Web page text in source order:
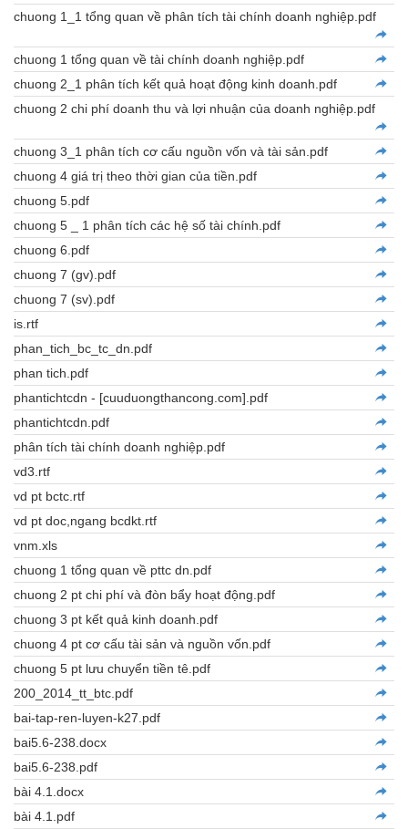
chuong 1_1 tổng quan về phân tích tài chính doanh nghiệp.pdf
chuong 1 tổng quan về tài chính doanh nghiệp.pdf
chuong 2_1 phân tích kết quả hoạt động kinh doanh.pdf
chuong 2 chi phí doanh thu và lợi nhuận của doanh nghiệp.pdf
chuong 3_1 phân tích cơ cấu nguồn vốn và tài sản.pdf
chuong 4 giá trị theo thời gian của tiền.pdf
chuong 5.pdf
chuong 5 _ 1 phân tích các hệ số tài chính.pdf
chuong 6.pdf
chuong 7 (gv).pdf
chuong 7 (sv).pdf
is.rtf
phan_tich_bc_tc_dn.pdf
phan tich.pdf
phantichtcdn - [cuuduongthancong.com].pdf
phantichtcdn.pdf
phân tích tài chính doanh nghiệp.pdf
vd3.rtf
vd pt bctc.rtf
vd pt doc,ngang bcdkt.rtf
vnm.xls
chuong 1 tổng quan về pttc dn.pdf
chuong 2 pt chi phí và đòn bẩy hoạt động.pdf
chuong 3 pt kết quả kinh doanh.pdf
chuong 4 pt cơ cấu tài sản và nguồn vốn.pdf
chuong 5 pt lưu chuyển tiền tê.pdf
200_2014_tt_btc.pdf
bai-tap-ren-luyen-k27.pdf
bai5.6-238.docx
bai5.6-238.pdf
bài 4.1.docx
bài 4.1.pdf